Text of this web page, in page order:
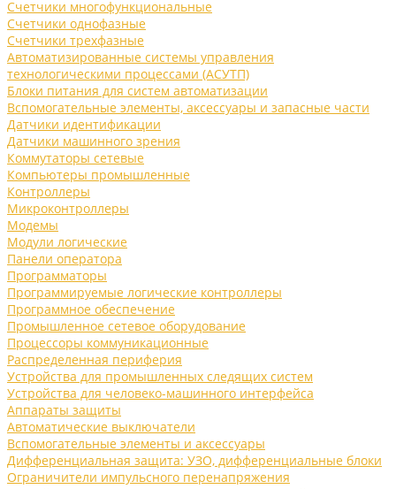
Счетчики многофункциональные
Счетчики однофазные
Счетчики трехфазные
Автоматизированные системы управления
технологическими процессами (АСУТП)
Блоки питания для систем автоматизации
Вспомогательные элементы, аксессуары и запасные части
Датчики идентификации
Датчики машинного зрения
Коммутаторы сетевые
Компьютеры промышленные
Контроллеры
Микроконтроллеры
Модемы
Модули логические
Панели оператора
Программаторы
Программируемые логические контроллеры
Программное обеспечение
Промышленное сетевое оборудование
Процессоры коммуникационные
Распределенная периферия
Устройства для промышленных следящих систем
Устройства для человеко-машинного интерфейса
Аппараты защиты
Автоматические выключатели
Вспомогательные элементы и аксессуары
Дифференциальная защита: УЗО, дифференциальные блоки
Ограничители импульсного перенапряжения